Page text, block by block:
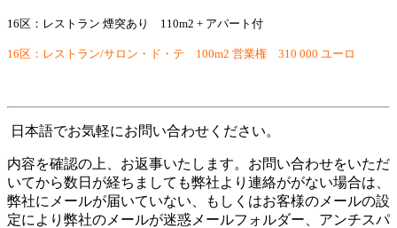
16区：レストラン 煙突あり 110m2 + アパート付
16区：レストラン/サロン・ド・テ 100m2 営業権 310 000 ユーロ
日本語でお気軽にお問い合わせください。
内容を確認の上、お返事いたします。お問い合わせをいただ
いてから数日が経ちましても弊社より連絡ががない場合は、
弊社にメールが届いていない、もしくはお客様のメールの設
定により弊社のメールが迷惑メールフォルダー、アンチスパ